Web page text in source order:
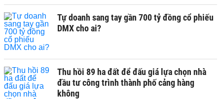
Tự doanh sang tay gần 700 tỷ đồng cổ phiếu
DMX cho ai?
Thu hồi 89 ha đất để đấu giá lựa chọn nhà
đầu tư công trình thành phố cảng hàng
không